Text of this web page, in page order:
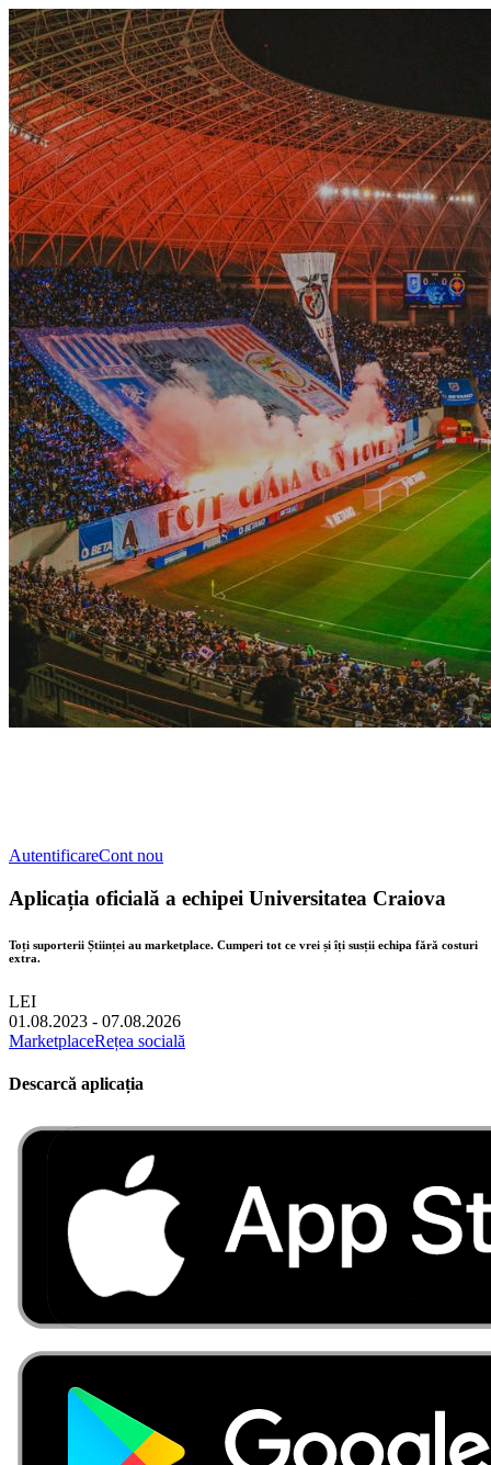
AutentificareCont nou
Aplicația oficială a echipei Universitatea Craiova
Toți suporterii Științei au marketplace. Cumperi tot ce vrei și îți susții echipa fără costuri
extra.
LEI
01.08.2023 - 07.08.2026
MarketplaceRețea socială
Descarcă aplicația